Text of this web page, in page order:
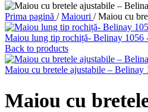
Prima pagină / Maiouri / Maiou cu
Maiou lung tip rochiță- Belinay 1056
Back to products
Maiou cu bretele ajustabile – Belinay
Maiou cu